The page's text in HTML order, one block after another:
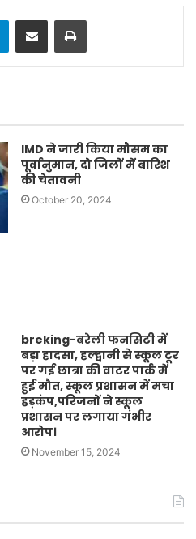
TelegramShare via Email Print
IMD ने जारी किया मौसम का
पूर्वानुमान, दो जिलों में बारिश
की चेतावनी
October 20, 2024
breking-बरेली फनसिटी में
बड़ा हादसा, हल्द्वानी से स्कूल टूर
पर गई छात्रा की वाटर पार्क में
हुई मौत, स्कूल प्रशासन में मचा
हड़कंप,परिजनों ने स्कूल
प्रशासन पर लगाया गंभीर
आरोप।
November 15, 2024